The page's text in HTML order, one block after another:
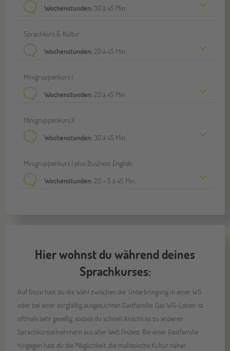
Wochenstunden: 30 à 45 Min.
Sprachkurs & Kultur
Wochenstunden: 20 à 45 Min.
Minigruppenkurs I
Wochenstunden: 20 à 45 Min.
Minigruppenkurs II
Wochenstunden: 30 à 45 Min.
Minigruppenkurs I plus Business English
Wochenstunden: 20 + 5 à 45 Min.
Hier wohnst du während deines
Sprachkurses:
Auf Gozo hast du die Wahl zwischen der Unterbringung in einer WG
oder bei einer sorgfältig ausgesuchten Gastfamilie. Das WG-Leben ist
oftmals sehr gesellig, sodass du schnell Anschluss zu anderen
Sprachkursteilnehmern aus aller Welt findest. Bei einer Gastfamilie
hingegen hast du die Möglichkeit, die maltesische Kultur näher